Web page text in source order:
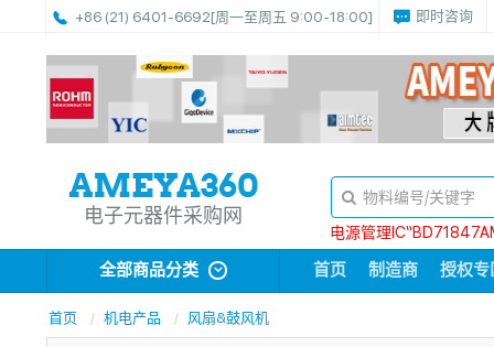
+86 (21) 6401-6692[周一至周五 9:00-18:00] 即时咨询
电子元器件采购网
电源管理
全部商品分类 首页 制造商 授权专
首页 机电产品 风扇&鼓风机